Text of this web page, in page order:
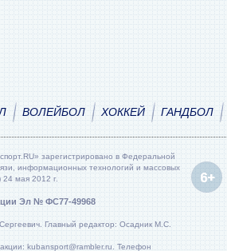
ВОЛЕЙБОЛ ХОККЕЙ ГАНДБОЛ
зарегистрировано в Федеральной
информационных технологий и массовых
24 мая 2012 г.
Эл № ФС77-49968
Главный редактор: Осадник М.С.
kubansport@rambler.ru. Телефон